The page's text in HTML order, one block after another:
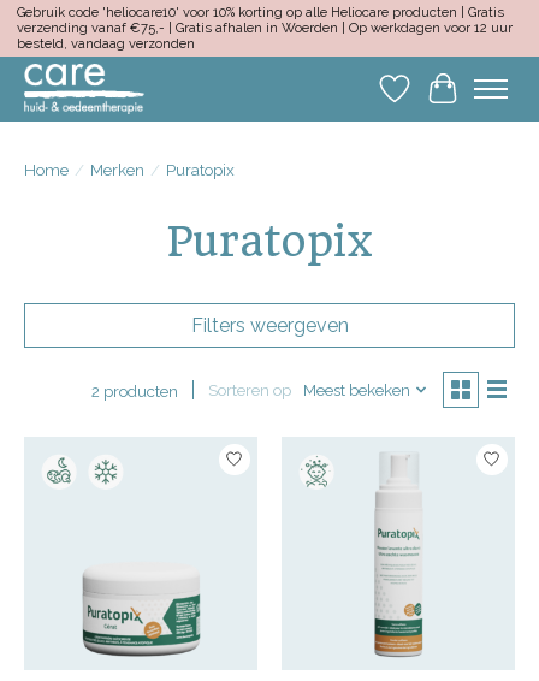
Gebruik code 'heliocare10' voor 10% korting op alle Heliocare producten | Gratis
verzending vanaf €75,- | Gratis afhalen in Woerden | Op werkdagen voor 12 uur
besteld, vandaag verzonden
Verlanglijst
Home / Merken / Puratopix
Puratopix
Filters weergeven
2 producten Sorteren op Meest bekeken